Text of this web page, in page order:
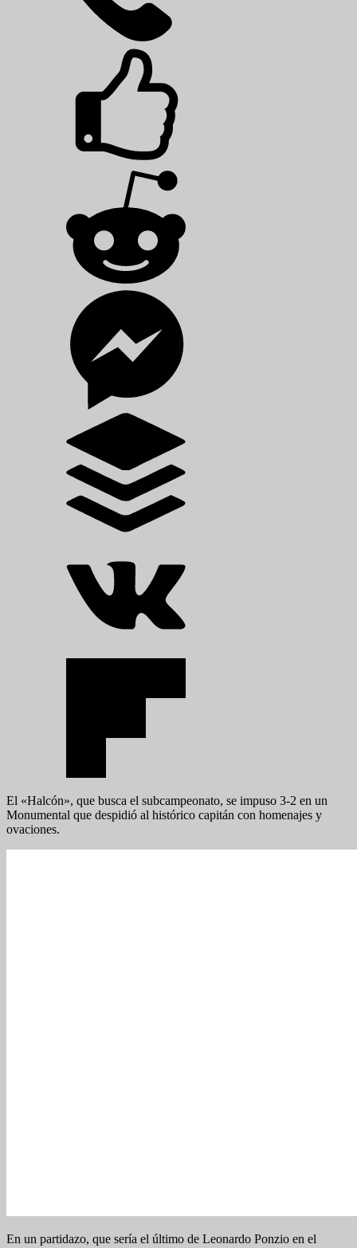
El «Halcón», que busca el subcampeonato, se impuso 3-2 en un
Monumental que despidió al histórico capitán con homenajes y
ovaciones.
En un partidazo, que sería el último de Leonardo Ponzio en el